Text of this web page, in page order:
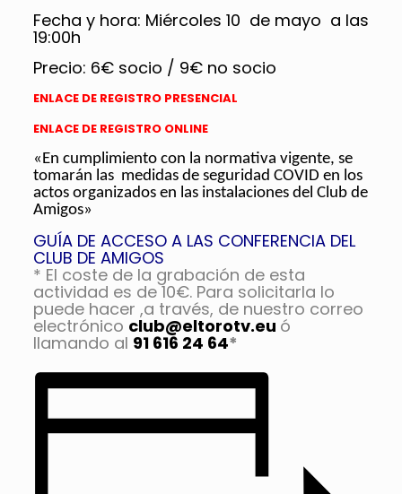
Fecha y hora: Miércoles 10 de mayo a las
19:00h
Precio: 6€ socio / 9€ no socio
ENLACE DE REGISTRO PRESENCIAL
ENLACE DE REGISTRO ONLINE
«En cumplimiento con la normativa vigente, se
tomarán las medidas de seguridad COVID en los
actos organizados en las instalaciones del Club de
Amigos»
GUÍA DE ACCESO A LAS CONFERENCIA DEL
CLUB DE AMIGOS
* El coste de la grabación de esta
actividad es de 10€. Para solicitarla lo
puede hacer ,a través, de nuestro correo
electrónico club@eltorotv.eu ó
llamando al 91 616 24 64*